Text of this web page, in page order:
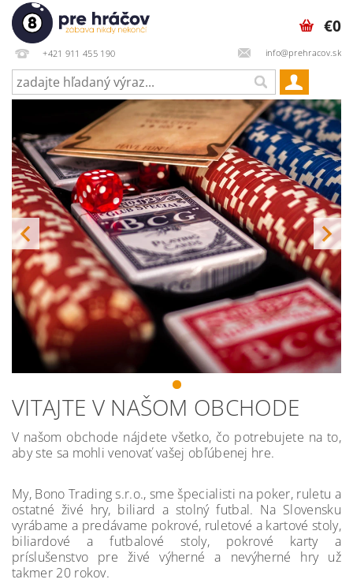
+421 911 455 190 info@prehracov.sk
€0
VITAJTE V NAŠOM OBCHODE
V našom obchode nájdete všetko, čo potrebujete na to,
aby ste sa mohli venovať vašej obľúbenej hre.
My, Bono Trading s.r.o., sme špecialisti na poker, ruletu a
ostatné živé hry, biliard a stolný futbal. Na Slovensku
vyrábame a predávame pokrové, ruletové a kartové stoly,
biliardové a futbalové stoly, pokrové karty a
príslušenstvo pre živé výherné a nevýherné hry už
takmer 20 rokov.